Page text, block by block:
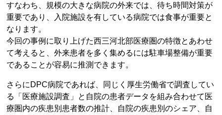
すなわち、規模の大きな病院の外来では、待ち時間対策が
重要であり、入院施設を有している病院では食事が重要と
なります。
今回の事例に取り上げた西三河北部医療圏の特徴とあわせ
て考えると、外来患者を多く集めるには駐車場整備が重要
であることが容易に推測できます。
さらにDPC病院であれば、同じく厚生労働省で調査してい
る「医療施設調査」と自院の患者データを組み合わせて医
療圏内の疾患別患者数の推計、自院の疾患別のシェア、自